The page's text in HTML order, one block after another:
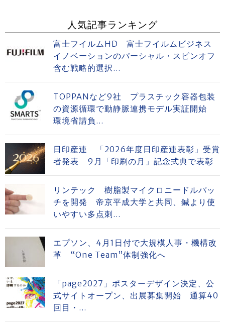
人気記事ランキング
富士フイルムHD 富士フイルムビジネス
イノベーションのパーシャル・スピンオフ
含む戦略的選択...
TOPPANなど9社 プラスチック容器包装
の資源循環で動静脈連携モデル実証開始
環境省請負...
日印産連 「2026年度日印産連表彰」受賞
者発表 9月「印刷の月」記念式典で表彰
リンテック 樹脂製マイクロニードルパッ
チを開発 帝京平成大学と共同、鍼より使
いやすい多点刺...
エプソン、4月1日付で大規模人事・機構改
革 “One Team”体制強化へ
「page2027」ポスターデザイン決定、公
式サイトオープン、出展募集開始 通算40
回目・...